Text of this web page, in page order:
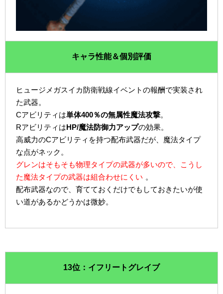
キャラ性能＆個別評価
ヒュージメガスイカ防衛戦線イベントの報酬で実装され
た武器。
Cアビリティは単体400％の無属性魔法攻撃。
RアビリティはHP/魔法防御力アップの効果。
高威力のCアビリティを持つ配布武器だが、魔法タイプ
な点がネック。
グレンはそもそも物理タイプの武器が多いので、こうし
た魔法タイプの武器は組合わせにくい 。
配布武器なので、育てておくだけでもしておきたいが使
い道があるかどうかは微妙。
13位：イフリートグレイブ